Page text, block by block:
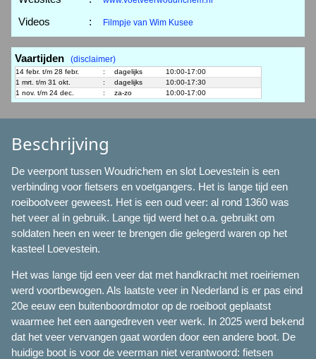
Videos : Filmpje van Wim Kusee
Vaartijden (disclaimer)
14 febr. t/m 28 febr. : dagelijks
10:00-17:00
1 mrt. t/m 31 okt.
: dagelijks
10:00-17:30
1 nov. t/m 24 dec.
: za-zo 10:00-17:00
Beschrijving
De veerpont tussen Woudrichem en slot Loevestein is een
verbinding voor fietsers en voetgangers. Het is lange tijd een
roeibootveer geweest. Het is een oud veer: al rond 1360 was
het veer al in gebruik. Lange tijd werd het o.a. gebruikt om
soldaten heen en weer te brengen die gelegerd waren op het
kasteel Loevestein.
Het was lange tijd een veer dat met handkracht met roeiriemen
werd voortbewogen. Als laatste veer in Nederland is er pas eind
20e eeuw een buitenboordmotor op de roeiboot geplaatst
waarmee het een aangedreven veer werk. In 2025 werd bekend
dat het veer vervangen gaat worden door een andere boot. De
huidige boot is voor de veerman niet verantwoord: fietsen